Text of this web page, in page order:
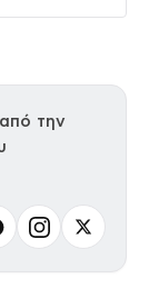
από την